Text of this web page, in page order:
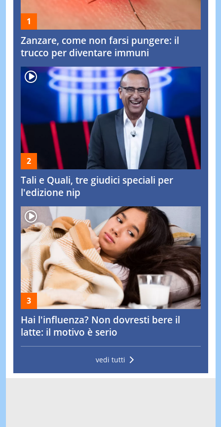
Zanzare, come non farsi pungere: il
trucco per diventare immuni
Tali e Quali, tre giudici speciali per
l'edizione nip
Hai l'influenza? Non dovresti bere il
latte: il motivo è serio
vedi tutti